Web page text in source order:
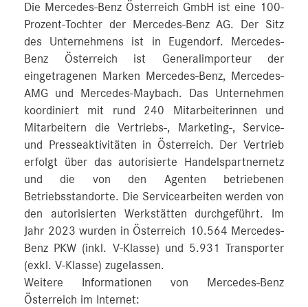
Die Mercedes-Benz Österreich GmbH ist eine 100-
Prozent-Tochter der Mercedes-Benz AG. Der Sitz
des Unternehmens ist in Eugendorf. Mercedes-
Benz Österreich ist Generalimporteur der
eingetragenen Marken Mercedes-Benz, Mercedes-
AMG und Mercedes-Maybach. Das Unternehmen
koordiniert mit rund 240 Mitarbeiterinnen und
Mitarbeitern die Vertriebs-, Marketing-, Service-
und Presseaktivitäten in Österreich. Der Vertrieb
erfolgt über das autorisierte Handelspartnernetz
und die von den Agenten betriebenen
Betriebsstandorte. Die Servicearbeiten werden von
den autorisierten Werkstätten durchgeführt. Im
Jahr 2023 wurden in Österreich 10.564 Mercedes-
Benz PKW (inkl. V-Klasse) und 5.931 Transporter
(exkl. V-Klasse) zugelassen.
Weitere Informationen von Mercedes-Benz
Österreich im Internet: